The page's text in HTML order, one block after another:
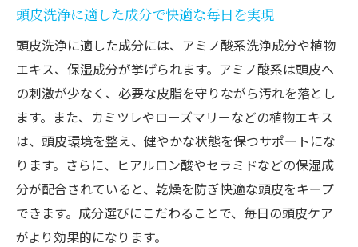
頭皮洗浄に適した成分で快適な毎日を実現
頭皮洗浄に適した成分には、アミノ酸系洗浄成分や植物
エキス、保湿成分が挙げられます。アミノ酸系は頭皮へ
の刺激が少なく、必要な皮脂を守りながら汚れを落とし
ます。また、カミツレやローズマリーなどの植物エキス
は、頭皮環境を整え、健やかな状態を保つサポートにな
ります。さらに、ヒアルロン酸やセラミドなどの保湿成
分が配合されていると、乾燥を防ぎ快適な頭皮をキープ
できます。成分選びにこだわることで、毎日の頭皮ケア
がより効果的になります。